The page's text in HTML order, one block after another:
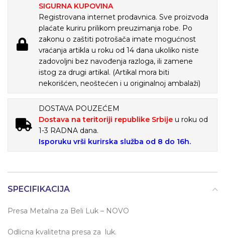
SIGURNA KUPOVINA
Registrovana internet prodavnica. Sve proizvoda
plaćate kuriru prilikom preuzimanja robe. Po
zakonu o zaštiti potrošača imate mogućnost
vraćanja artikla u roku od 14 dana ukoliko niste
zadovoljni bez navođenja razloga, ili zamene
istog za drugi artikal. (Artikal mora biti
nekorišćen, neoštećen i u originalnoj ambalaži)
DOSTAVA POUZEĆEM
Dostava na teritoriji republike Srbije u roku od
1-3 RADNA dana.
Isporuku vrši kurirska služba od 8 do 16h.
SPECIFIKACIJA
Presa Metalna za Beli Luk – NOVO
Odlicna kvalitetna presa za luk.